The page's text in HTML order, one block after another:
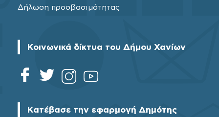
Δήλωση προσβασιμότητας
Κοινωνικά δίκτυα του Δήμου Χανίων
Κατέβασε την εφαρμογή Δημότης